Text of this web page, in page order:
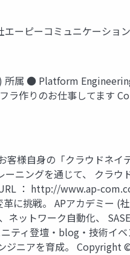
ーピーコミュニケーショ
所属 ● Platform
ラ作りのお仕事してます
様自身の「クラウドネイ
ニングを通じて、 クラウ
： http://www.ap-
に挑戦。 APアカデミー (
ットワーク自動化、
ィ登壇・blog・技術イ
ジニアを育成。